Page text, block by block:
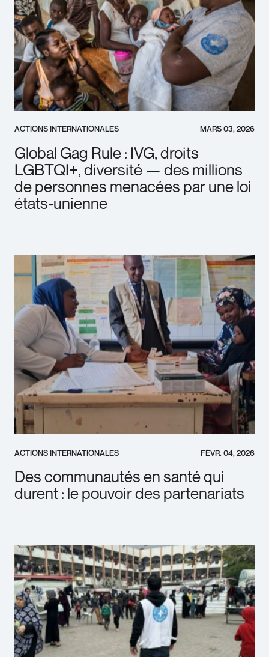
ACTIONS INTERNATIONALES MARS 03, 2026
Global Gag Rule : IVG, droits
LGBTQI+, diversité — des millions
de personnes menacées par une loi
états-unienne
ACTIONS INTERNATIONALES FÉVR. 04, 2026
Des communautés en santé qui
durent : le pouvoir des partenariats